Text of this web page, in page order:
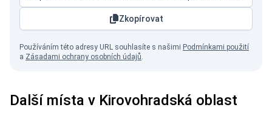
Zkopírovat
Používáním této adresy URL souhlasíte s našimi Podmínkami použití
a Zásadami ochrany osobních údajů.
Další místa v Kirovohradská oblast